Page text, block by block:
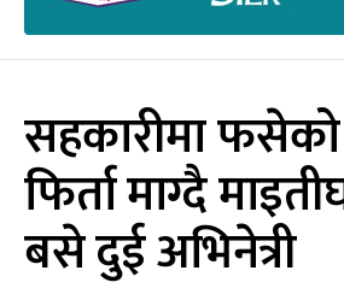
सहकारीमा
फिर्ता माग्दै
बसे दुई अभिनेत्री